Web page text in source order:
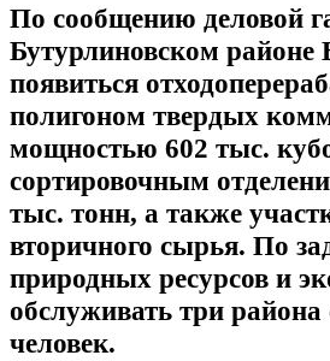
По сообщению деловой
Бутурлиновском районе
появиться
полигоном твердых
мощностью 602 тыс.
сортировочным
тыс. тонн, а также
вторичного сырья. По
природных ресурсов и
обслуживать три
человек.